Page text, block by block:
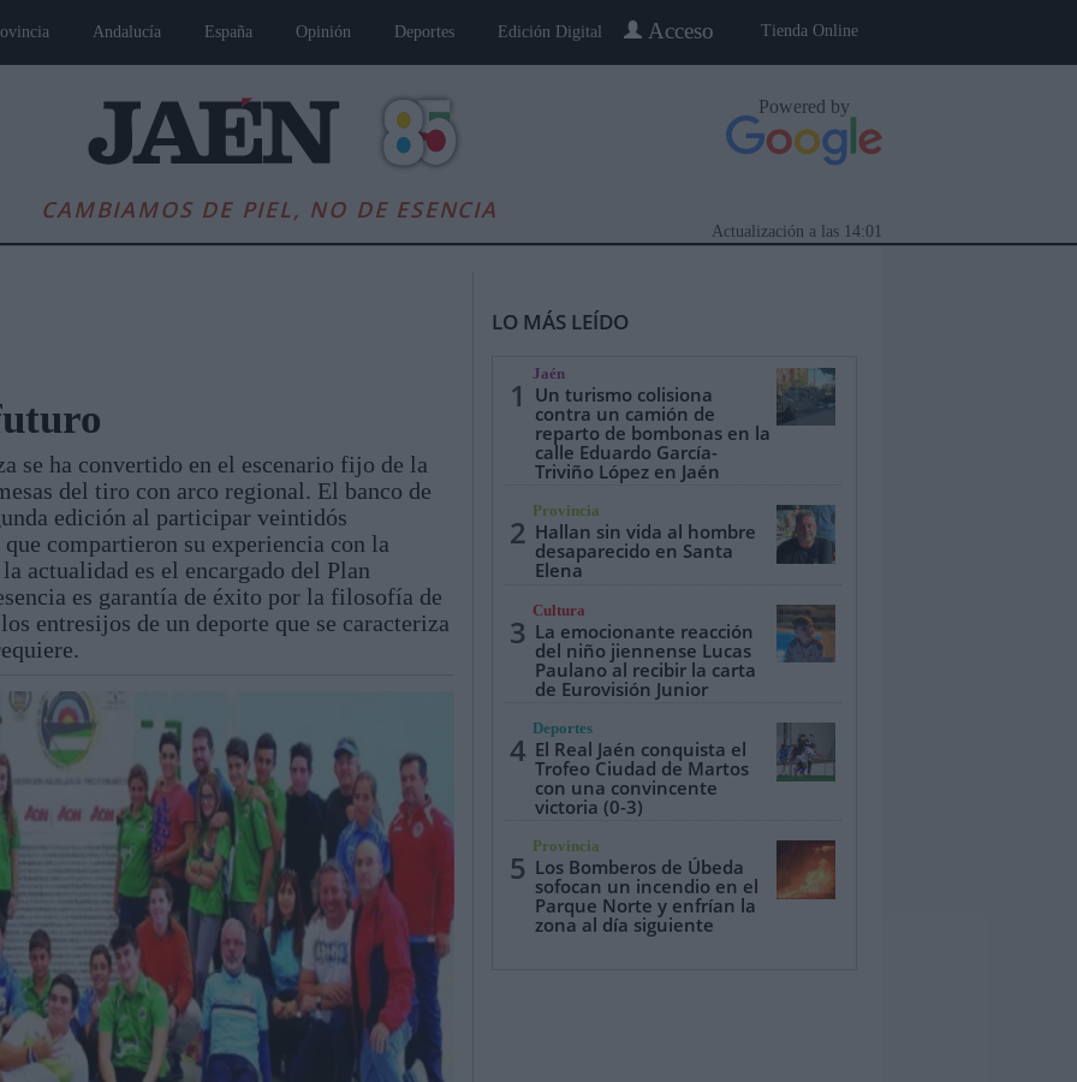
Tienda Online
Acceso
Andalucía España Opinión Deportes Edición Digital
CAMBIAMOS DE PIEL, NO DE ESENCIA
Powered by
14:01
Actualización a las
Andalucía Internacional Opinión Cultura Deportes Jaén, Pueblo a Pueblo Gente
se ha convertido en el escenario fijo de la
del tiro con arco regional. El banco de
edición al participar veintidós
compartieron su experiencia con la
actualidad es el encargado del Plan
es garantía de éxito por la filosofía de
entresijos de un deporte que se caracteriza
LO MÁS LEÍDO
1
Jaén
Un turismo colisiona
contra un camión de
reparto de bombonas en la
calle Eduardo García-
Triviño López en Jaén
2
Provincia
Hallan sin vida al hombre
desaparecido en Santa
Elena
3
Cultura
La emocionante reacción
del niño jiennense Lucas
Paulano al recibir la carta
de Eurovisión Junior
4
Deportes
El Real Jaén conquista el
Trofeo Ciudad de Martos
con una convincente
victoria (0-3)
5
Provincia
Los Bomberos de Úbeda
sofocan un incendio en el
Parque Norte y enfrían la
zona al día siguiente